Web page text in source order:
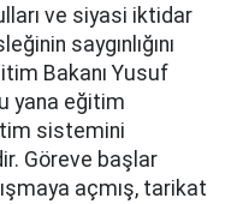
ve siyasi iktidar
saygınlığını
Bakanı Yusuf
yana eğitim
sistemini
Göreve başlar
açmış, tarikat